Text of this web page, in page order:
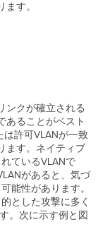
す。
ンクが確立される
あることがベスト
は許可VLANが一致
ます。ネイティブ
ているVLANで
があると、気づ
能性があります。
とした攻撃に多く
。次に示す例と図